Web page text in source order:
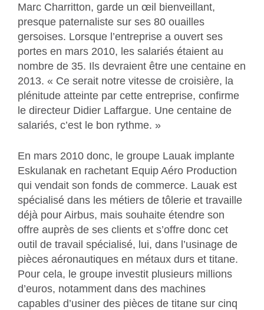
Marc Charritton, garde un œil bienveillant,
presque paternaliste sur ses 80 ouailles
gersoises. Lorsque l’entreprise a ouvert ses
portes en mars 2010, les salariés étaient au
nombre de 35. Ils devraient être une centaine en
2013. « Ce serait notre vitesse de croisière, la
plénitude atteinte par cette entreprise, confirme
le directeur Didier Laffargue. Une centaine de
salariés, c’est le bon rythme. »
En mars 2010 donc, le groupe Lauak implante
Eskulanak en rachetant Equip Aéro Production
qui vendait son fonds de commerce. Lauak est
spécialisé dans les métiers de tôlerie et travaille
déjà pour Airbus, mais souhaite étendre son
offre auprès de ses clients et s’offre donc cet
outil de travail spécialisé, lui, dans l’usinage de
pièces aéronautiques en métaux durs et titane.
Pour cela, le groupe investit plusieurs millions
d’euros, notamment dans des machines
capables d’usiner des pièces de titane sur cinq